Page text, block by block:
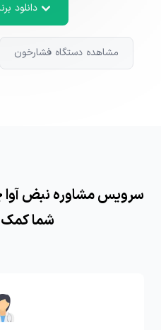
دانلود
مشاهده دستگاه فشارخون
سرویس مشاوره نبض آوا
شما